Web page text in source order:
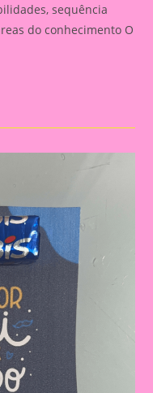
sequência
do conhecimento O